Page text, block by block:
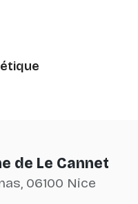
de Le Cannet
06100 Nice